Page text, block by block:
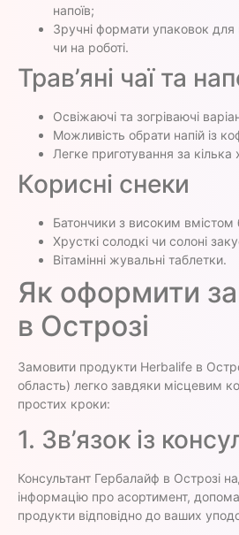
напоїв;
Зручні формати упаковок
чи на роботі.
Трав’яні чаї та
Освіжаючі та зогріваючі
Можливість обрати напій із
Легке приготування за кілька
Корисні снеки
Батончики з високим вмістом
Хрусткі солодкі чи солоні
Вітамінні жувальні таблетки.
Як оформити
в Острозі
Замовити продукти Herbalife в
область) легко завдяки місцевим
простих кроки:
1. Зв’язок із
Консультант Гербалайф в Острозі
інформацію про асортимент,
продукти відповідно до ваших